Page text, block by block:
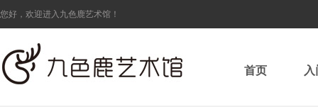
您好，欢迎进入九色鹿艺术馆！
首页